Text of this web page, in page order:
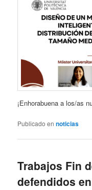
¡Enhorabuena a los/as
Publicado en noticias
Trabajos Fin
defendidos